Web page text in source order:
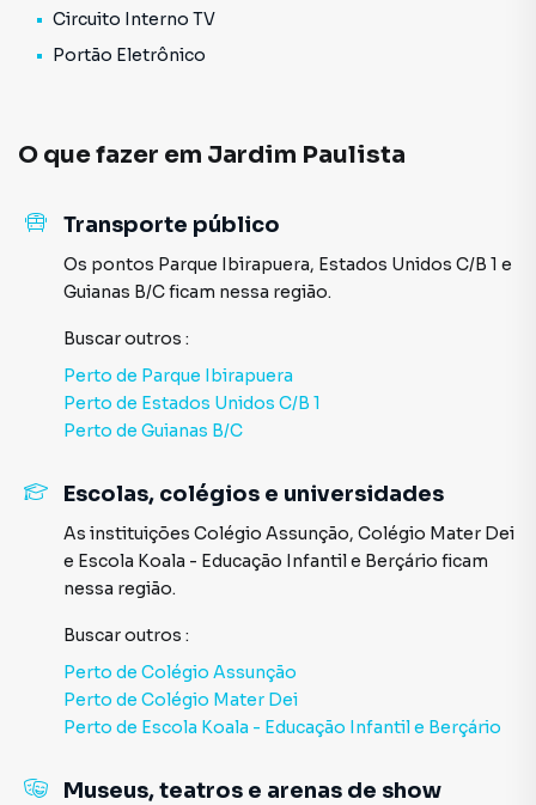
Circuito Interno TV
Portão Eletrônico
O que fazer em Jardim Paulista
Transporte público
Os pontos Parque Ibirapuera, Estados Unidos C/B 1 e
Guianas B/Cficam nessa região.
Buscar outros :
Perto de Parque Ibirapuera
Perto de Estados Unidos C/B 1
Perto de Guianas B/C
Escolas, colégios e universidades
As instituições Colégio Assunção, Colégio Mater Dei
e Escola Koala - Educação Infantil e Berçário ficam
nessa região.
Buscar outros :
Perto de Colégio Assunção
Perto de Colégio Mater Dei
Perto de Escola Koala - Educação Infantil e Berçário
Museus, teatros e arenas de show